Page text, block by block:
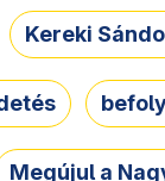
Kereki
Megújul a